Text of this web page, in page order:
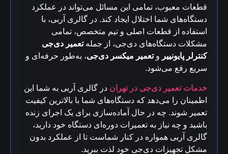
قطعات معیوب، تمامی این مسائل می‌تواند در عملکرد
دستگاه‌های شما اختلال ایجاد کند. در گالری آربی، با
استفاده از قطعات اصلی و تیم متخصص، تمامی
مشکلات دستگاه‌های دی‌جی، از جملهتعمیر دی‌جی
کنترلر پایونییر وتعمیر میکسر دی‌جی، به‌طور حرفه‌ای و
سریع رفع می‌شود.
خدمات تعمیر دی‌جی در تهران در گالری آربی به شما این
اطمینان را می‌دهد که دستگاه‌های شما با بالاترین کیفیت
تعمیر شوند. چه در حال آماده‌سازی برای یک اجرای زنده
باشید و چه نیاز به تعمیرات دوره‌ای دستگاه خود دارید،
گالری آربی همواره در کنار شماست تا از عملکرد بدون
مشکل تجهیزات دی‌جی خود لذت ببرید.